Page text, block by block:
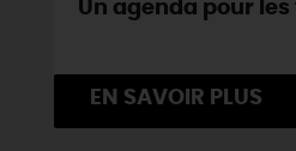
Un agenda pour
EN SAVOIR PLUS